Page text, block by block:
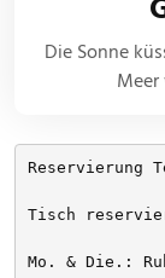
Die Sonne
Reservierung
Tisch
Mo. & Die.: